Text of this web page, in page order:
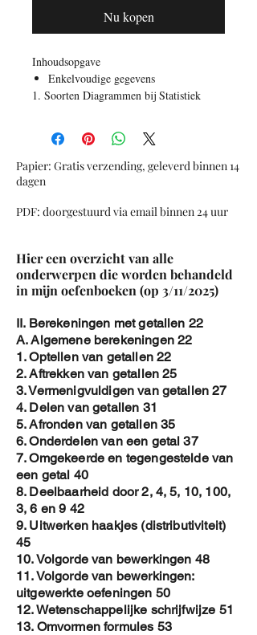
Nu kopen
Inhoudsopgave
Enkelvoudige gegevens
1. Soorten Diagrammen bij Statistiek
3. Gemiddelde van een aantal getallen
4. Mediaan van een aantal getallen
5. Modus van een aantal getallen
6. Spreidingsbreedte van een aantal
7. Staafdiagram : gemiddelde,Modus,
Modus en Spreidingsbreedte (
Variatiebreedte )
9. Frequentietabel: Gemiddelde , Mediaan
, Modus , Spreidingsbreedte (of
variatiebreedte )
Gegroepeerde gegevens
1. Opstellen Enkelvoudige
Frequentietabel
2. Centrummaten met enkelvoudige
frequentietabel
3. Opstellen Gegroepeerde
Frequentietabel
4. Centrummaten met gegroepeerde
frequentietabel
Spreidingsdiagrammen of
Puntenwolken
1. Spreidingsdiagram of Puntenwolk
2. Lineaire Trendlijn of Lineaire
Regressie
Overzichtsoefeningen Statistiek
Papier: Gratis verzending, geleverd binnen 14
dagen
PDF: doorgestuurd via email binnen 24 uur
Hier een overzicht van alle
onderwerpen die worden behandeld
in mijn oefenboeken (op 3/11/2025)
II. Berekeningen met getallen 22
A. Algemene berekeningen 22
1. Optellen van getallen 22
2. Aftrekken van getallen 25
3. Vermenigvuldigen van getallen 27
4. Delen van getallen 31
5. Afronden van getallen 35
6. Onderdelen van een getal 37
7. Omgekeerde en tegengestelde van
een getal 40
8. Deelbaarheid door 2, 4, 5, 10, 100,
3, 6 en 9 42
9. Uitwerken haakjes (distributiviteit)
45
10. Volgorde van bewerkingen 48
11. Volgorde van bewerkingen:
uitgewerkte oefeningen 50
12. Wetenschappelijke schrijfwijze 51
13. Omvormen formules 53